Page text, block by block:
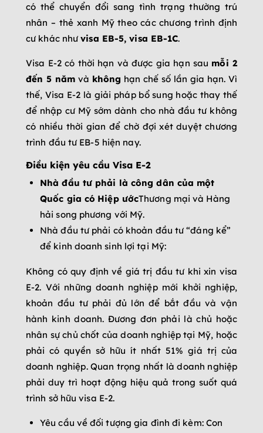
có thể chuyển đổi sang tình trạng thường trú
nhân – thẻ xanh Mỹ theo các chương trình định
cư khác nhưvisa EB-5, visa EB-1C.
Visa E-2 có thời hạn và được gia hạn sau mỗi 2
đến 5 năm và không hạn chế số lần gia hạn. Vì
thế, Visa E-2 là giải pháp bổ sung hoặc thay thế
để nhập cư Mỹ sớm dành cho nhà đầu tư không
có nhiều thời gian để chờ đợi xét duyệt chương
trình đầu tư EB-5 hiện nay.
Điều kiện yêu cầu Visa E-2
Nhà đầu tư phải là công dân của một
Quốc gia có Hiệp ướcThương mại và Hàng
hải song phương với Mỹ.
Nhà đầu tư phải có khoản đầu tư “đáng kể”
để kinh doanh sinh lợi tại Mỹ:
Không có quy định về giá trị đầu tư khi xin visa
E-2. Với những doanh nghiệp mới khởi nghiệp,
khoản đầu tư phải đủ lớn để bắt đầu và vận
hành kinh doanh. Đương đơn phải là chủ hoặc
nhân sự chủ chốt của doanh nghiệp tại Mỹ, hoặc
phải có quyền sở hữu ít nhất 51% giá trị của
doanh nghiệp. Quan trọng nhất là doanh nghiệp
phải duy trì hoạt động hiệu quả trong suốt quá
trình sở hữu visa E-2.
Yêu cầu về đối tượng gia đình đi kèm: Con